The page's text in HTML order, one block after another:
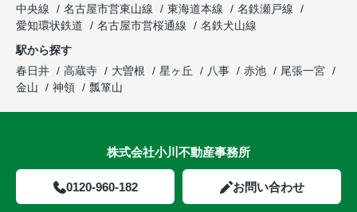
中央線
名古屋市営東山線 東海道本線
名鉄瀬戸線
愛知環状鉄道
名古屋市営桜通線
名鉄犬山線
駅から探す
春日井
高蔵寺 大曽根 星ヶ丘 八事 赤池
尾張一宮
金山
神領 瓢箪山
株式会社小川不動産事務所
0120-960-182 お問い合わせ